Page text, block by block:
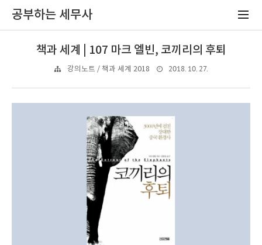
공부하는 세무사
책과 세계 | 107 마크 엘빈, 코끼리의 후퇴
강의노트 / 책과 세계 2018 2018. 10. 27.